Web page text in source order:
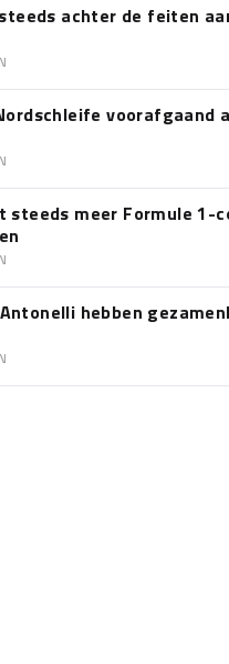
achter de feiten
voorafgaand
steeds meer Formule 1-
hebben